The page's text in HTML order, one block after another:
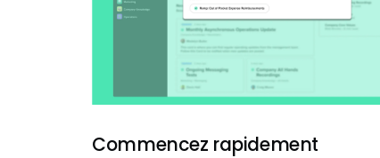
Commencez rapidement